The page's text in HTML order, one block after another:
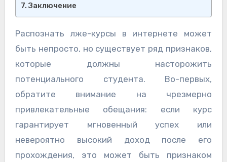
Заключение
Распознать лже-курсы в интернете может
быть непросто, но существует ряд признаков,
которые должны насторожить
потенциального студента. Во-первых,
обратите внимание на чрезмерно
привлекательные обещания: если курс
гарантирует мгновенный успех или
невероятно высокий доход после его
прохождения, это может быть признаком